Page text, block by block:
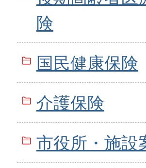
険
国民健康保険
介護保険
市役所・施設